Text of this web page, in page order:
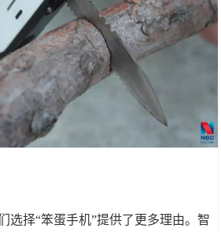
选择“笨蛋手机”提供了更多理由。智